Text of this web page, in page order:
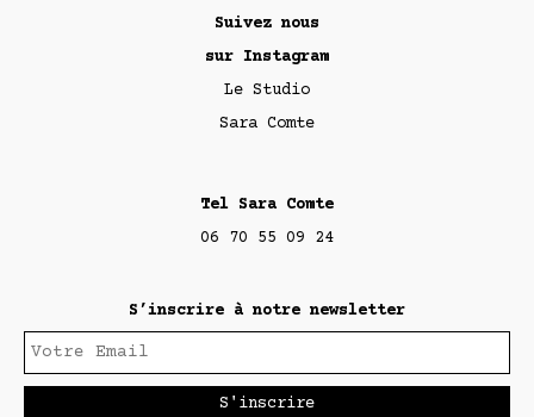
Suivez nous
sur Instagram
Le Studio
Sara Comte
Tel Sara Comte
06 70 55 09 24
S’inscrire à notre newsletter